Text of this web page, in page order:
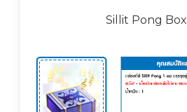
Sillit Pong Box